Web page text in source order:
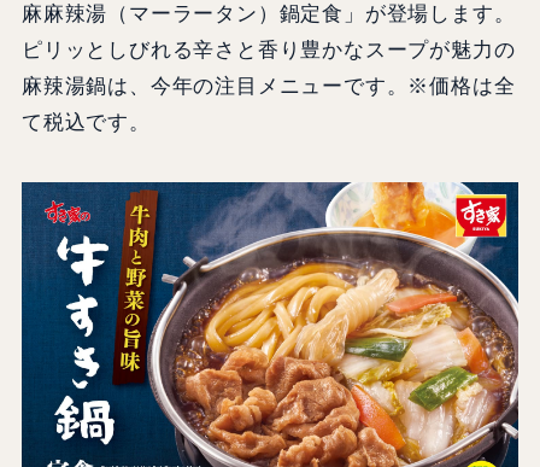
麻麻辣湯（マーラータン）鍋定食」が登場します。
ピリッとしびれる辛さと香り豊かなスープが魅力の
麻辣湯鍋は、今年の注目メニューです。※価格は全
て税込です。